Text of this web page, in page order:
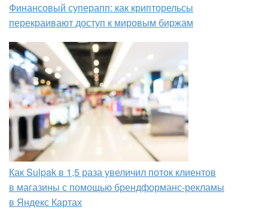
Финансовый суперапп: как крипторельсы
перекраивают доступ к мировым биржам
Как Sulpak в 1,5 раза увеличил поток клиентов
в магазины с помощью брендформанс-рекламы
в Яндекс Картах